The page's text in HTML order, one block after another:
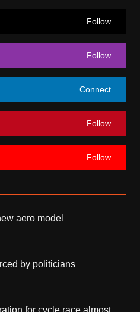
Follow
Follow
Connect
Follow
Follow
aero model
by politicians